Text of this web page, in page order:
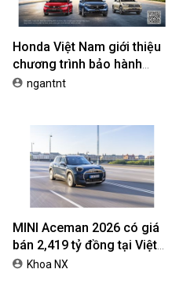
Honda Việt Nam giới thiệu
chương trình bảo hành
chính hãng lên tới 10 năm
ngantnt
MINI Aceman 2026 có giá
bán 2,419 tỷ đồng tại Việt
NamKhoa NX